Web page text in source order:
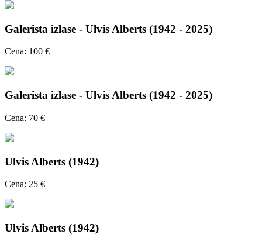
Galerista izlase - Ulvis Alberts (1942 - 2025)
Cena: 100 €
Galerista izlase - Ulvis Alberts (1942 - 2025)
Cena: 70 €
Ulvis Alberts (1942)
Cena: 25 €
Ulvis Alberts (1942)